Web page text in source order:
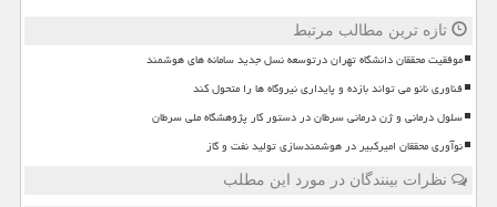
تازه ترین مطالب مرتبط
موفقیت محققان دانشگاه تهران درتوسعه نسل جدید سامانه های هوشمند
فناوری نانو می تواند بازده و پایداری نیروگاه ها را متحول کند
سلول درمانی و ژن درمانی سرطان در دستور کار پژوهشگاه ملی سرطان
نوآوری محققان امیرکبیر در هوشمندسازی تولید نفت و گاز
نظرات بینندگان در مورد این مطلب